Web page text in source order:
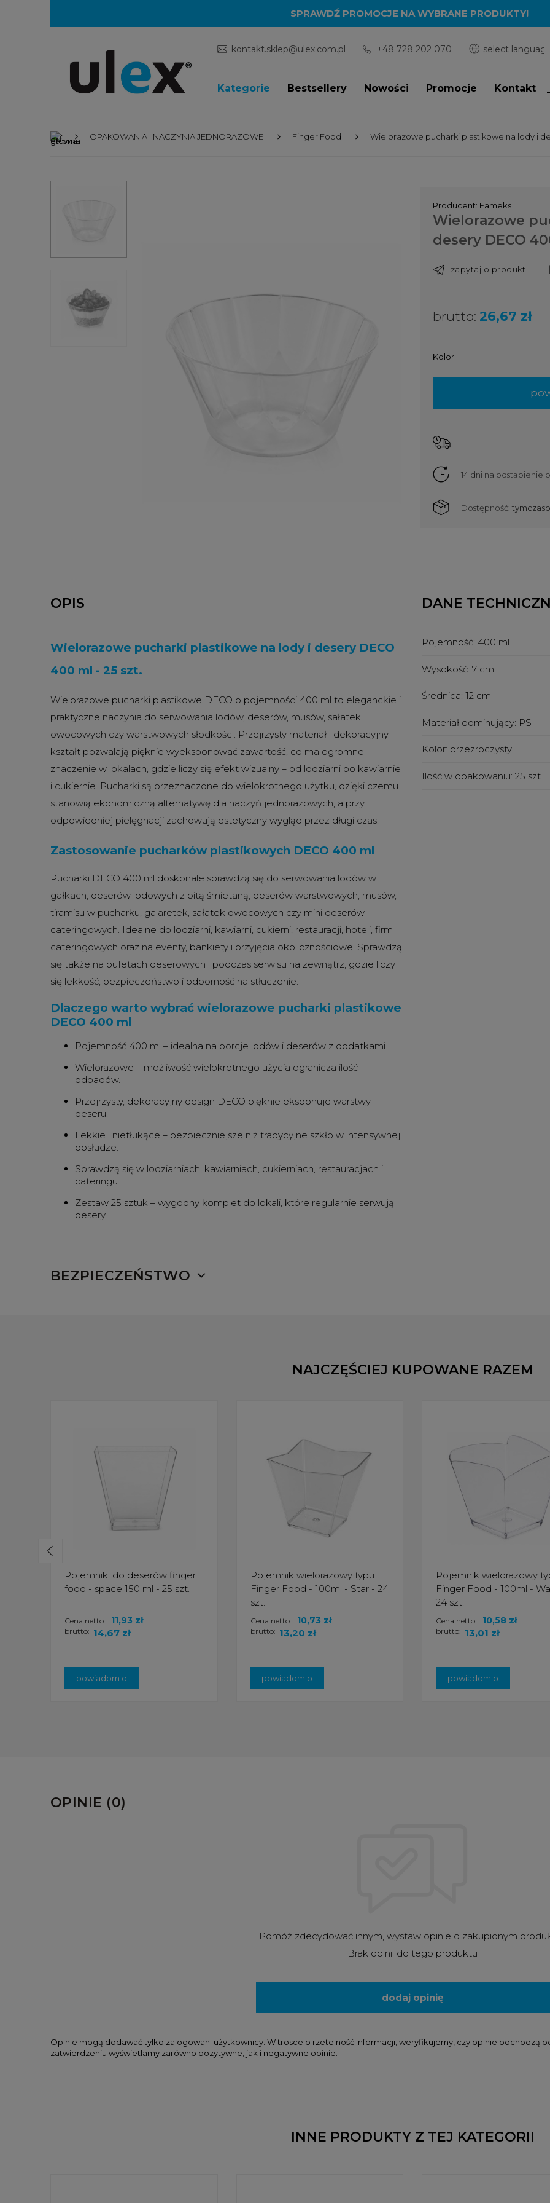
SPRAWDŹ PROMOCJE NA WYBRANE PRODUKTY!
kontakt.sklep@ulex.com.pl +48 728 202 070
Kategorie Bestsellery Nowości Promocje Kontakt
OPAKOWANIA I NACZYNIA JEDNORAZOWE Finger Food Wielorazowe pucharki plastikowe na lody i
Producent: Fameks
Wielorazowe
desery DECO
zapytaj o produkt
brutto: 26,67 zł
Kolor:
14 dni na odstąpienie
Dostępność:
OPIS
Wielorazowe pucharki plastikowe na lody i desery DECO
400 ml - 25 szt.
Wielorazowe pucharki plastikowe DECO o pojemności 400 ml to eleganckie i
praktyczne naczynia do serwowania lodów, deserów, musów, sałatek
owocowych czy warstwowych słodkości. Przejrzysty materiał i dekoracyjny
kształt pozwalają pięknie wyeksponować zawartość, co ma ogromne
znaczenie w lokalach, gdzie liczy się efekt wizualny – od lodziarni po kawiarnie
i cukiernie. Pucharki są przeznaczone do wielokrotnego użytku, dzięki czemu
stanowią ekonomiczną alternatywę dla naczyń jednorazowych, a przy
odpowiedniej pielęgnacji zachowują estetyczny wygląd przez długi czas.
Zastosowanie pucharków plastikowych DECO 400 ml
Pucharki DECO 400 ml doskonale sprawdzą się do serwowania lodów w
gałkach, deserów lodowych z bitą śmietaną, deserów warstwowych, musów,
tiramisu w pucharku, galaretek, sałatek owocowych czy mini deserów
cateringowych. Idealne do lodziarni, kawiarni, cukierni, restauracji, hoteli, firm
cateringowych oraz na eventy, bankiety i przyjęcia okolicznościowe. Sprawdzą
się także na bufetach deserowych i podczas serwisu na zewnątrz, gdzie liczy
się lekkość, bezpieczeństwo i odporność na stłuczenie.
Dlaczego warto wybrać wielorazowe pucharki plastikowe
DECO 400 ml
Pojemność 400 ml – idealna na porcje lodów i deserów z dodatkami.
Wielorazowe – możliwość wielokrotnego użycia ogranicza ilość
odpadów.
Przejrzysty, dekoracyjny design DECO pięknie eksponuje warstwy
deseru.
Lekkie i nietłukące – bezpieczniejsze niż tradycyjne szkło w intensywnej
obsłudze.
Sprawdzą się w lodziarniach, kawiarniach, cukierniach, restauracjach i
cateringu.
Zestaw 25 sztuk – wygodny komplet do lokali, które regularnie serwują
desery.
DANE
Pojemność: 400 ml
Wysokość: 7 cm
Średnica: 12 cm
Materiał dominujący: PS
Kolor: przezroczysty
Ilość w opakowaniu: 25 szt.
BEZPIECZEŃSTWO
NAJCZĘŚCIEJ KUPOWANE RAZEM
Pojemniki do deserów finger
food - space 150 ml - 25 szt.
brutto: 14,67 zł
Cena netto: 11,93 zł
powiadom o
Pojemnik wielorazowy typu
Finger Food - 100ml - Star - 24
szt.
brutto: 13,20 zł
Cena netto: 10,73 zł
powiadom o
Pojemnik wielorazowy
Finger Food - 100ml -
24 szt.
brutto: 13,01 zł
Cena netto: 10,58 zł
powiadom o
OPINIE (0)
Pomóż zdecydować innym, wystaw opinie o zakupionym
Brak opinii do tego produktu
dodaj opinię
Opinie mogą dodawać tylko zalogowani użytkownicy. W trosce o rzetelność informacji, weryfikujemy, czy opinie pochodzą
zatwierdzeniu wyświetlamy zarówno pozytywne, jak i negatywne opinie.
INNE PRODUKTY Z TEJ KATEGORII